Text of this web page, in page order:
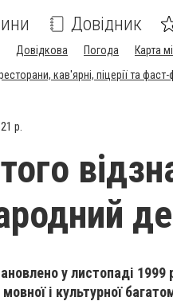
Довідник
Довідкова Погода Карта
кав'ярні, піцерії та
р.
у листопаді
і культурної